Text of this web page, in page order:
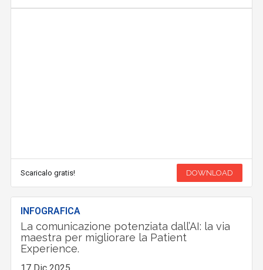
Scaricalo gratis! DOWNLOAD
INFOGRAFICA
La comunicazione potenziata dall’AI: la via
maestra per migliorare la Patient
Experience.